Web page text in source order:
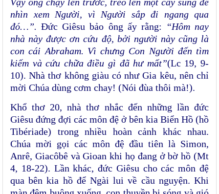
nhìn xem Người, vì Người sắp đi ngang qua
đó…”. Đức Giêsu bảo ông ấy rằng: “Hôm nay
nhà này được ơn cứu độ, bởi người này cũng là
con cái Abraham. Vì chưng Con Người đến tìm
kiếm và cứu chữa điều gì đã hư mất”(Lc 19, 9-
10). Nhà thơ không giàu có như Gia kêu, nên chỉ
mời Chúa dùng cơm chay! (Nói đùa thôi mà!).
Khổ thơ 20, nhà thơ nhắc đến những lần đức
Giêsu đứng đợi các môn đệ ở bên kia Biển Hồ (hồ
Tibériade) trong nhiều hoàn cảnh khác nhau.
Chúa mời gọi các môn đệ đầu tiên là Simon,
Anrê, Giacôbê và Gioan khi họ đang ở bờ hồ (Mt
4, 18-22). Lần khác, đức Giêsu cho các môn đệ
qua bên kia hồ để Ngài lui về cầu nguyện. Khi